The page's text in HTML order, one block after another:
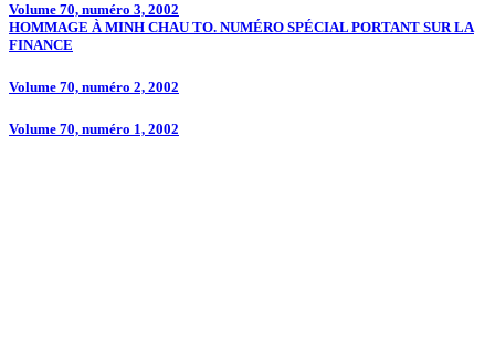
Volume 70, numéro 3, 2002
HOMMAGE À MINH CHAU TO. NUMÉRO SPÉCIAL PORTANT SUR LA
FINANCE
Volume 70, numéro 2, 2002
Volume 70, numéro 1, 2002